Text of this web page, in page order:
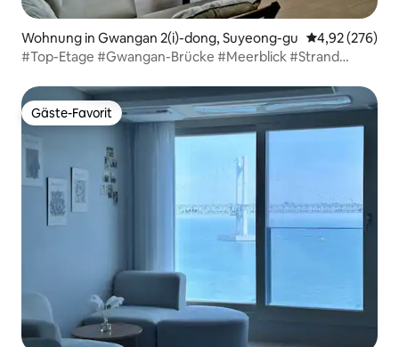
Wohnung in Gwangan 2(i)-dong, Suyeong-gu
4,92 (276)
#Top-Etage #Gwangan-Brücke #Meerblick #Strand
Gäste-Favorit
Gäste-Favorit